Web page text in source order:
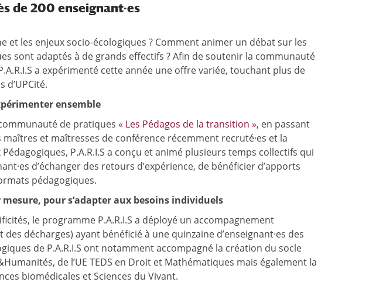
de 200 enseignant·es
et les enjeux socio-écologiques ? Comment animer un débat sur les
sont adaptés à de grands effectifs ? Afin de soutenir la communauté
a expérimenté cette année une offre variée, touchant plus de
d’UPCité.
ensemble
de pratiques« Les Pédagos de la transition », en passant
et maîtresses de conférence récemment recruté·es et la
P.A.R.I.S a conçu et animé plusieurs temps collectifs qui
d’échanger des retours d’expérience, de bénéficier d’apports
pédagogiques.
pour s’adapter aux besoins individuels
le programme P.A.R.I.S a déployé un accompagnement
décharges) ayant bénéficié à une quinzaine d’enseignant·es des
de P.A.R.I.S ont notamment accompagné la création du socle
de l’UE TEDS en Droit et Mathématiques mais également la
biomédicales et Sciences du Vivant.